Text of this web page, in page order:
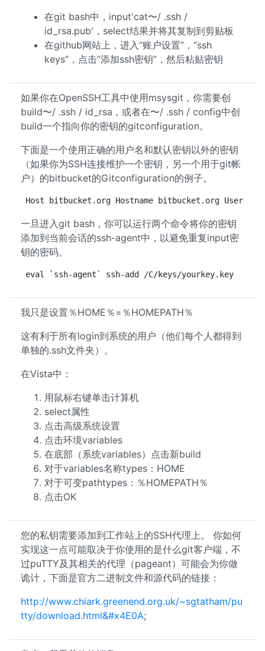
在git bash中，input'cat〜/ .ssh /
id_rsa.pub'，select结果并将其复制到剪贴板
在github网站上，进入“账户设置”，“ssh
keys”，点击“添加ssh密钥”，然后粘贴密钥
如果你在OpenSSH工具中使用msysgit，你需要创
build〜/ .ssh / id_rsa，或者在〜/ .ssh / config中创
build一个指向你的密钥的gitconfiguration。
下面是一个使用正确的用户名和默认密钥以外的密钥
（如果你为SSH连接维护一个密钥，另一个用于git帐
户）的bitbucket的Gitconfiguration的例子。
Host bitbucket.org Hostname bitbucket.org User
一旦进入git bash，你可以运行两个命令将你的密钥
添加到当前会话的ssh-agent中，以避免重复input密
钥的密码。
eval `ssh-agent` ssh-add /C/keys/yourkey.key
我只是设置％HOME％=％HOMEPATH％
这有利于所有login到系统的用户（他们每个人都得到
单独的.ssh文件夹）。
在Vista中：
用鼠标右键单击计算机
select属性
点击高级系统设置
点击环境variables
在底部（系统variables）点击新build
对于variables名称types：HOME
对于可变pathtypes：％HOMEPATH％
点击OK
您的私钥需要添加到工作站上的SSH代理上。 你如何
实现这一点可能取决于你使用的是什么git客户端，不
过puTTY及其相关的代理（pageant）可能会为你做
诡计，下面是官方二进制文件和源代码的链接：
http://www.chiark.greenend.org.uk/~sgtatham/pu
tty/download.html&#x4E0A;